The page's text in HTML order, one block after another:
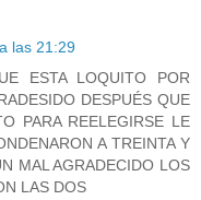
las 21:29
ESTA LOQUITO POR
DESPUÉS QUE
PARA REELEGIRSE LE
A TREINTA Y
MAL AGRADECIDO LOS
LAS DOS